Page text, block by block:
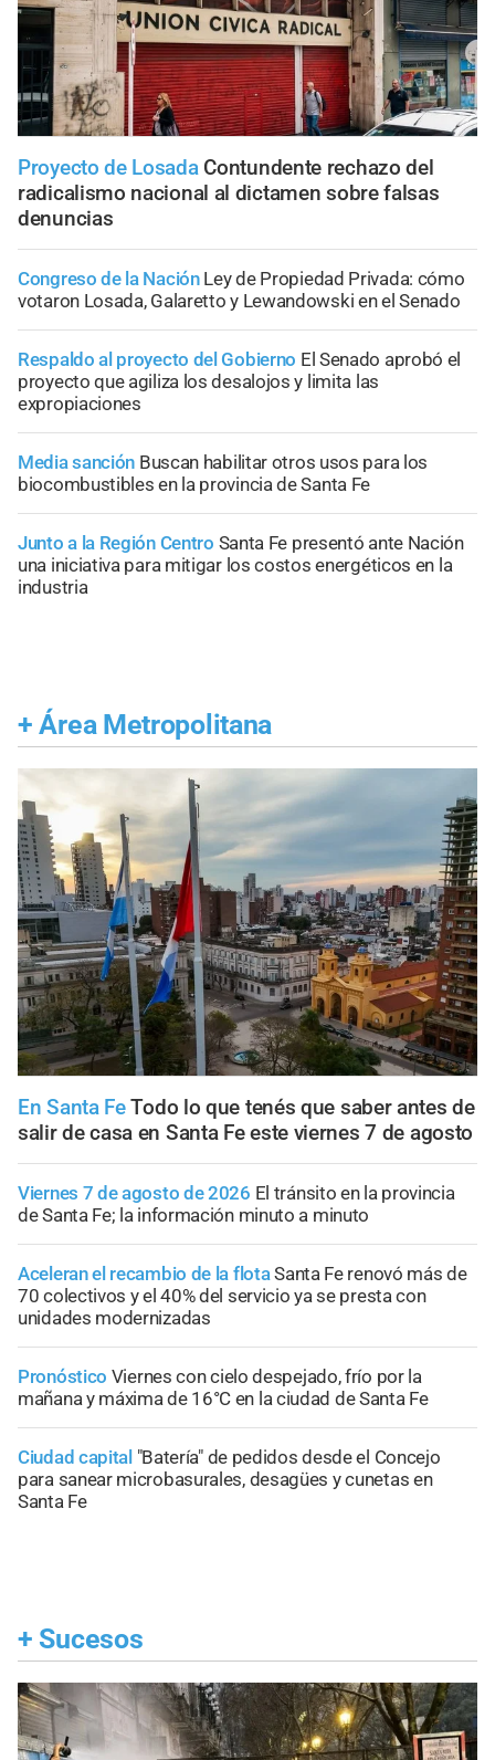
Proyecto de Losada Contundente rechazo del
radicalismo nacional al dictamen sobre falsas
denuncias
Congreso de la Nación Ley de Propiedad Privada: cómo
votaron Losada, Galaretto y Lewandowski en el Senado
Respaldo al proyecto del Gobierno El Senado aprobó el
proyecto que agiliza los desalojos y limita las
expropiaciones
Media sanción Buscan habilitar otros usos para los
biocombustibles en la provincia de Santa Fe
Junto a la Región Centro Santa Fe presentó ante Nación
una iniciativa para mitigar los costos energéticos en la
industria
+ Área Metropolitana
En Santa FeTodo lo que tenés que saber antes de
salir de casa en Santa Fe este viernes 7 de agosto
Viernes 7 de agosto de 2026 El tránsito en la provincia
de Santa Fe; la información minuto a minuto
Aceleran el recambio de la flotaSanta Fe renovó más de
70 colectivos y el 40% del servicio ya se presta con
unidades modernizadas
Pronóstico Viernes con cielo despejado, frío por la
mañana y máxima de 16°C en la ciudad de Santa Fe
Ciudad capital "Batería" de pedidos desde el Concejo
para sanear microbasurales, desagües y cunetas en
Santa Fe
+ Sucesos